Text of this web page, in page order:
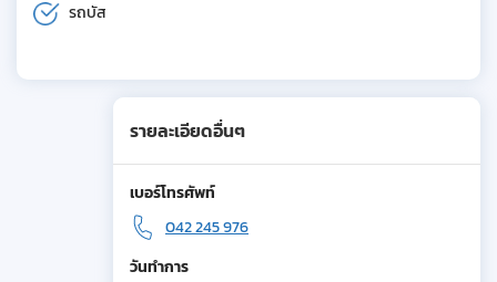
รถบัส
รายละเอียดอื่นๆ
เบอร์โทรศัพท์
042 245 976
วันทำการ